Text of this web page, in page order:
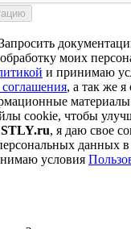
моих
и принимаю
соглашения, а так же я
cookie, чтобы
, я даю свое
данных в
условия